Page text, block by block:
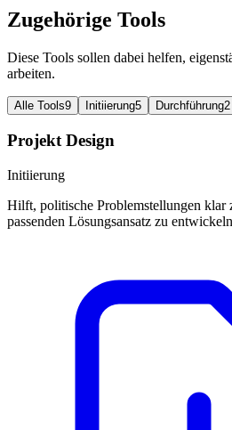
Zugehörige Tools
Diese Tools sollen dabei helfen,
arbeiten.
Alle Tools9 Initiierung5 Durchführung2
Projekt Design
Initiierung
Hilft, politische Problemstellungen klar
passenden Lösungsansatz zu